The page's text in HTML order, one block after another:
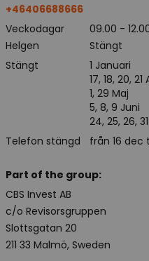
+46406688666
Veckodagar
09.00 -
Helgen
Stängt
Stängt
Telefon stängd
1 Januari
17, 18, 20, 21
1, 29 Maj
5, 8, 9 Juni
24, 25, 26,
från 16 dec
Part of the group:
CBS Invest AB
c/o Revisorsgruppen
Slottsgatan 20
211 33 Malmö, Sweden